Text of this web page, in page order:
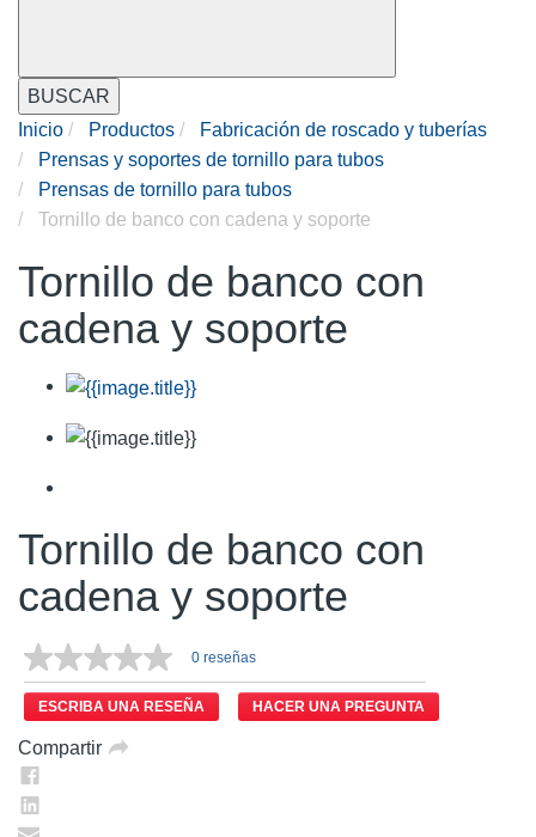
BUSCAR
Inicio
Productos
Fabricación de roscado y tuberías
Prensas y soportes de tornillo para tubos
Prensas de tornillo para tubos
Tornillo de banco con cadena y soporte
Tornillo de banco con
cadena y soporte
Tornillo de banco con
cadena y soporte
0 reseñas
ESCRIBA UNA RESEÑA HACER UNA PREGUNTA
Compartir